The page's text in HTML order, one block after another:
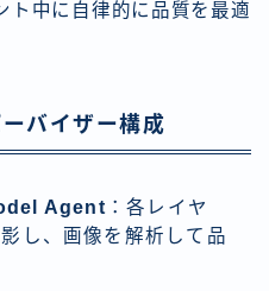
ト中に自律的に品質を最適
バイザー構成
Agent ：各レイヤ
し、画像を解析して品